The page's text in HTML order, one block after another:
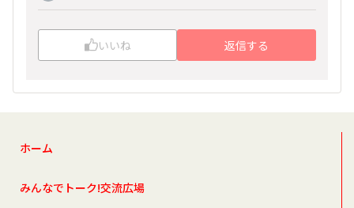
いいね 返信する
ホーム
みんなでトーク!交流広場